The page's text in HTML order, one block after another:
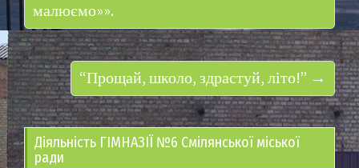
малюємо»».
“Прощай, школо, здрастуй, літо!” →
Діяльність ГІМНАЗІЇ №6 Смілянської міської
ради